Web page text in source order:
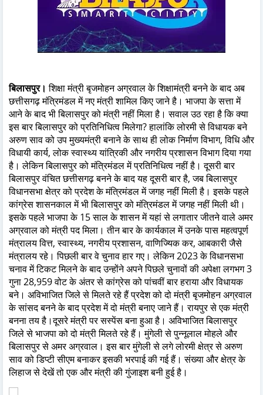
बिलासपुर।शिक्षा मंत्री बृजमोहन अग्रवाल के शिक्षामंत्री बनने के बाद अब
छत्तीसगढ़ मंत्रिमंडल में नए मंत्री शामिल किए जाने है। भाजपा के सत्ता में
आने के बाद भी बिलासपुर को मंत्री नहीं मिला है। सवाल उठ रहा है कि क्या
इस बार बिलासपुर को प्रतिनिधित्व मिलेगा? हालांकि लोरमी से विधायक बने
अरुण साव को उप मुख्यमंत्री बनाने के साथ ही लोक निर्माण विभाग, विधि और
विधायी कार्य, लोक स्वास्थ्य यांत्रिकी और नगरीय प्रशासन विभाग दिया गया
है। लेकिन बिलासपुर को मंत्रिमंडल में प्रतिनिधित्व नहीं है। दूसरी बार
बिलासपुर वंचित छत्तीसगढ़ बनने के बाद यह दूसरी बार है, जब बिलासपुर
विधानसभा क्षेत्र को प्रदेश के मंत्रिमंडल में जगह नहीं मिली है। इसके पहले
कांग्रेस शासनकाल में भी बिलासपुर को मंत्रिमंडल में जगह नहीं मिली थी।
इसके पहले भाजपा के 15 साल के शासन में यहां से लगातार जीतने वाले अमर
अग्रवाल को मंत्री पद मिला। तीन बार के कार्यकाल में उनके पास महत्वपूर्ण
मंत्रालय वित्त, स्वास्थ्य, नगरीय प्रशासन, वाणिज्यिक कर, आबकारी जैसे
मंत्रालय रहे। पिछली बार वे चुनाव हार गए। लेकिन 2023 के विधानसभा
चनाव में टिकट मिलने के बाद उन्होंने अपने पिछले चुनावों की अपेक्षा लगभग 3
गुना 28,959 वोट के अंतर से कांग्रेस को पांचवीं बार हराया और विधायक
बने। अविभाजित जिले से मिलते रहे हैं प्रदेश को दो मंत्री बृजमोहन अग्रवाल
के सांसद बनने के बाद प्रदेश में दो मंत्री बनाए जाने हैं। रायपुर से एक मंत्री
बनना तय है।दूसरे मंत्री पर सस्पेंस बना हुआ है। अविभाजित बिलासपुर
जिले से भाजपा को दो मंत्री मिलते रहे हैं। मुंगेली से पुन्नूलाल मोहले और
बिलासपुर से अमर अग्रवाल। इस बार मुंगेली से लगे लोरमी क्षेत्र से अरुण
साव को डिप्टी सीएम बनाकर इसकी भरपाई की गई हैं। संख्या और क्षेत्र के
लिहाज से देखें तो एक और मंत्री की गुंजाइश बनी हुई है।